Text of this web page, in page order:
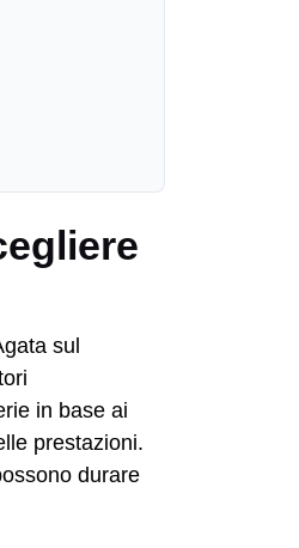
in base ai
prestazioni.
durare